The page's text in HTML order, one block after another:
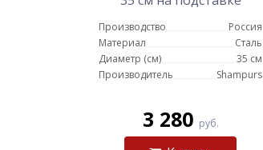
Производство
Россия
Материал
Сталь
Диаметр (см)
35 см
Производитель
Shampurs
3 280 руб.